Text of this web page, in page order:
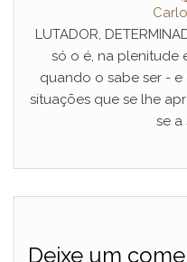
LUTADOR,
só o é, na plenitude
quando o sabe ser -
situações que se lhe
se a
Deixe um